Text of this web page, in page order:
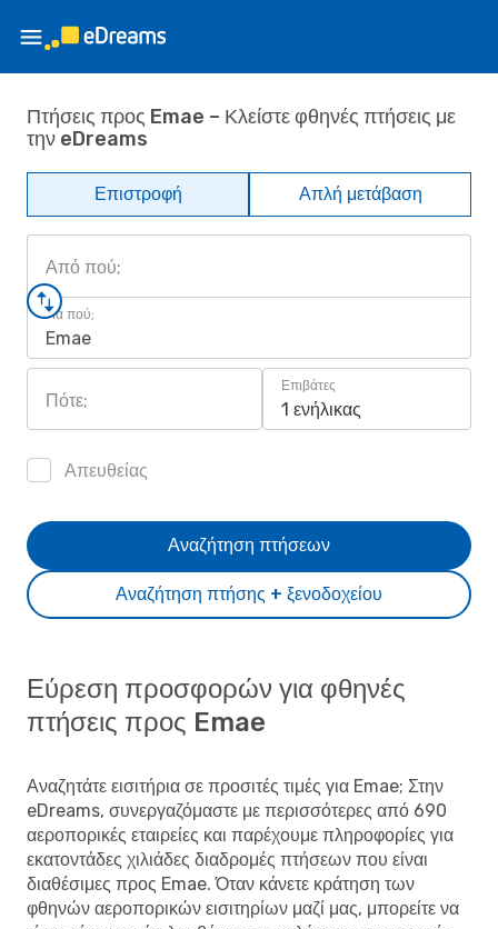
Πτήσεις προς Emae – Κλείστε φθηνές πτήσεις με
την eDreams
Επιστροφή Απλή μετάβαση
Από πού;
Για πού;
Emae
Πότε;
Επιβάτες
1 ενήλικας
Απευθείας
Αναζήτηση πτήσης + ξενοδοχείου
Αναζήτηση πτήσεων
Εύρεση προσφορών για φθηνές
πτήσεις προς Emae
Αναζητάτε εισιτήρια σε προσιτές τιμές για Emae; Στην
eDreams, συνεργαζόμαστε με περισσότερες από 690
αεροπορικές εταιρείες και παρέχουμε πληροφορίες για
εκατοντάδες χιλιάδες διαδρομές πτήσεων που είναι
διαθέσιμες προς Emae. Όταν κάνετε κράτηση των
φθηνών αεροπορικών εισιτηρίων μαζί μας, μπορείτε να